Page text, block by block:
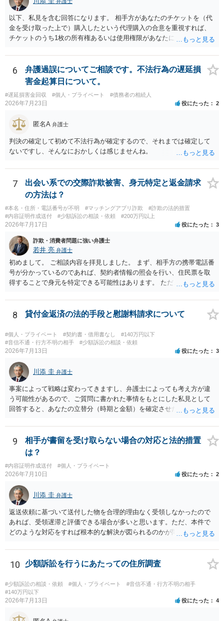
以下、私見を含む回答になります。 相手方があなたのチケットを（代
金を受け取った上で）購入したという代理購入の合意を重視すれば、
チケットのうち1枚の所有権あるいは使用権限があなたにあり、チケッ
す。 一方、このチケット購入には「相手方と一緒に行く」という合意
も付随していたことを無視することができません。こちらを重視すれ
ば、交際を終了させたことにより「一緒に行く」という結果の実現に
重大な障害が発生しており、当然にチケットを引き渡すべきといえる
かは微妙であり、むしろ返金すべきとするのが当事者の合理的意思に
合致するのではないか、という判断に傾くことになると思います。 例
えば、当該チケットが座席指定である場合、交際を解消した2人が当日
隣り合わせになることは避けたいという心理が働くことも無理からぬ
ところです。一方、チケットがエリア指定のアリーナ席であれば隣り
合わせにならずに済むかもしれませんし、そのチケットが入手困難で
あったり特別席であったりすれば、判断は変わってくるかもしれませ
ん。当該チケットがチケット転売防止法に規定する特定興行入場券に
該当し、券面上使用者が指定されている場合には、チケット引渡し以
外に選択肢がない場合もあるでしょう。 このように、本件の紛争は、
法的には「当事者の合理的意思」がどこにあるのかを追求した解決が
必要になると思われます。なかなか難しい問題なので、弁護士によっ
ても回答は異なるかもしれません。
6
弁護過誤についてご相談です。不法行為の遅延損
害金起算日について。
#遅延損害金回収 #個人・プライベート #債務者の相続人
2026年7月23日 役にたった 2
匿名A 弁護士
判決の確定して初めて不法行為が確定するので、それまでは確定して
ないですし、そんなにおかしくは感じませんね。
7
出会い系での交際詐欺被害、身元特定と返金請求
の方法は？
#本名・住所・電話番号が不明 #マッチングアプリ詐欺
#詐欺の法的措置
#内容証明作成送付
#少額訴訟の相談・依頼 #200万円以上
2026年7月17日 役にたった 3
詐欺・消費者問題に強い弁護士
若井 亮 弁護士
初めまして。 ご相談内容を拝見しました。 まず、相手方の携帯電話番
号が分かっているのであれば、契約者情報の照会を行い、住民票を取
得することで身元を特定できる可能性はあります。 ただ、他人名義の
ろです。 LINEについても、詐欺の事案であれば照会できる可能性はあ
りますが、携帯電話の番号を経由する方法より難しくなります。 身元
本的に贈与に該当する場合には返金請求ができません。 詐欺を含め、
当方に返金の理屈があるかどうかを確認していきます。 さらに、渡し
た金額について、裏付けがあるかどうかも精査します。 上記を経て、
身元の特定、返金の理屈があると判断できるのであれば、まずは交渉
からスタートすることになるでしょう。 ご理解のとおり、詐欺である
ことの立証は簡単ではありません。 刑事事件化が出来るのであれば、
返金交渉で有利になる可能性がありますが、民事上の詐欺の立証以上
に難しいところがあります。 こちらについては、一度、最寄りの警察
署に被害相談をするようにしてください。 具体的な見通しに関して
8 貸付金返済の法的手段と慰謝料請求について
#個人・プライベート #契約書・借用書なし
#140万円以下
#音信不通・行方不明の相手
#少額訴訟の相談・依頼
2026年7月13日 役にたった 3
川添 圭 弁護士
事案によって戦略は変わってきますし、弁護士によっても考え方が違
う可能性があるので、ご質問に書かれた事情をもとにした私見として
回答すると、あなたの立替分（時期と金額）を確定させた上で、淡々
と、もし異議申立てがなされる可能性が高そうであれば時間の浪費
（通常訴訟へ移行する日数分空転する）になりますし、支払督促及び
その異議後の通常訴訟は相手方の住所地が管轄裁判所になるため（特
に相手方が遠方である場合は）対応が面倒な場合があるからです。相
手方の主張については、和解で減額を考慮すればよいと思います。 な
お、残念ながら、「連絡も返ってこず、返済の目処も立たずで精神的
ダメージが大きく」という理由では、慰謝料請求は通常は認められま
せん。
9
相手が書留を受け取らない場合の対応と法的措置
は？
#内容証明作成送付 #個人・プライベート
2026年7月10日 役にたった 2
川添 圭 弁護士
返送依頼に基づいて送付した物を合理的理由なく受領しなかったので
あれば、受領遅滞と評価できる場合が多いと思います。ただ、本件で
どのような対応をすれば根本的な解決が図られるのかが問題になるた
料します。
10 少額訴訟を行うにあたっての住所調査
#少額訴訟の相談・依頼 #個人・プライベート
#音信不通・行方不明の相手
#140万円以下
2026年7月13日 役にたった 4